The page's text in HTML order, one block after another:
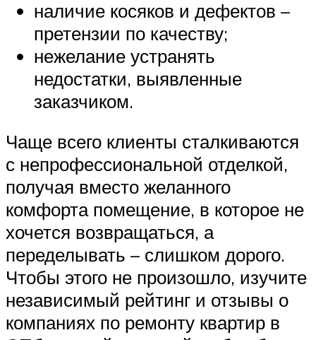
наличие косяков и дефектов –
претензии по качеству;
нежелание устранять
недостатки, выявленные
заказчиком.
Чаще всего клиенты сталкиваются
с непрофессиональной отделкой,
получая вместо желанного
комфорта помещение, в которое не
хочется возвращаться, а
переделывать – слишком дорого.
Чтобы этого не произошло, изучите
независимый рейтинг и отзывы о
компаниях по ремонту квартир в